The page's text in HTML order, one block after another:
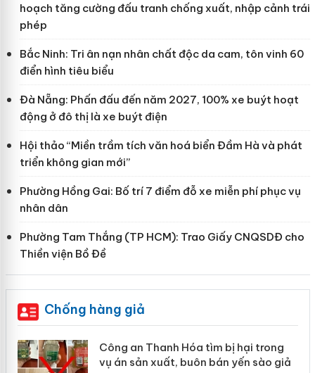
hoạch tăng cường đấu tranh chống xuất, nhập cảnh trái
phép
Bắc Ninh: Tri ân nạn nhân chất độc da cam, tôn vinh 60
điển hình tiêu biểu
Đà Nẵng: Phấn đấu đến năm 2027, 100% xe buýt hoạt
động ở đô thị là xe buýt điện
Hội thảo “Miền trầm tích văn hoá biển Đầm Hà và phát
triển không gian mới”
Phường Hồng Gai: Bố trí 7 điểm đỗ xe miễn phí phục vụ
nhân dân
Phường Tam Thắng (TP HCM): Trao Giấy CNQSDĐ cho
Thiền viện Bồ Đề
Chống hàng giả
Công an Thanh Hóa tìm bị hại trong
vụ án sản xuất, buôn bán yến sào giả